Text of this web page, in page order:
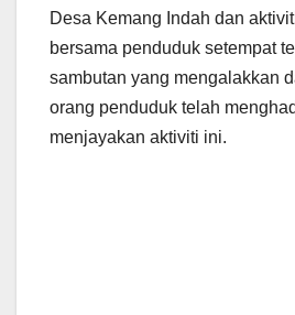
Desa Kemang Indah dan
bersama penduduk setempat
sambutan yang mengalakkan
orang penduduk telah
menjayakan aktiviti ini.